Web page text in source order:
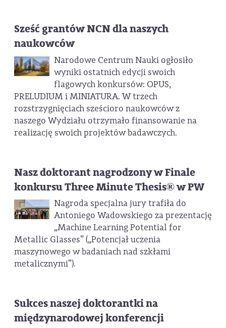
Sześć grantów NCN dla naszych
naukowców
Narodowe Centrum Nauki ogłosiło
wyniki ostatnich edycji swoich
flagowych konkursów: OPUS,
PRELUDIUM i MINIATURA. W trzech
rozstrzygnięciach sześcioro naukowców z
naszego Wydziału otrzymało finansowanie na
realizację swoich projektów badawczych.
Nasz doktorant nagrodzony w Finale
konkursu Three Minute Thesis® w PW
Nagroda specjalna jury trafiła do
Antoniego Wadowskiego za prezentację
„Machine Learning Potential for
Metallic Glasses” („Potencjał uczenia
maszynowego w badaniach nad szkłami
metalicznymi”).
Sukces naszej doktorantki na
międzynarodowej konferencji